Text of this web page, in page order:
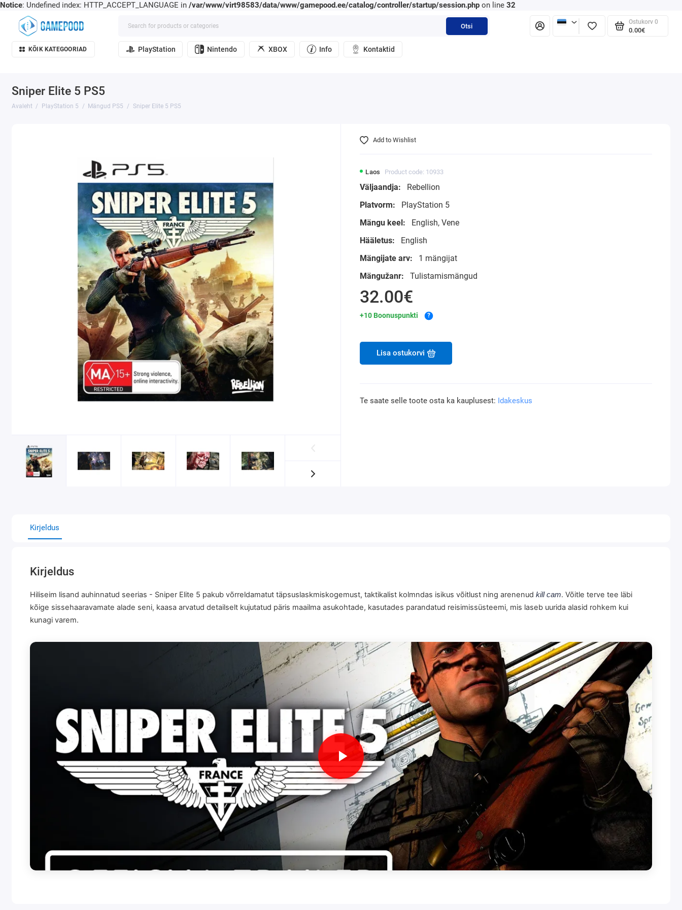
Notice: Undefined index: HTTP_ACCEPT_LANGUAGE in /var/www/virt98583/data/www/gamepood.ee/catalog/controller/startup/session.php on line 32
Otsi
Ostukorv 0
0.00€
KÕIK KATEGOORIAD PlayStation Nintendo XBOX Info Kontaktid
Sniper Elite 5 PS5
Avaleht PlayStation 5 Mängud PS5 Sniper Elite 5 PS5
Laos Product code: 10933
Väljaandja:
Rebellion
Platvorm:
PlayStation 5
Mängu keel:
English, Vene
Hääletus:
English
Mängijate arv:
1 mängijat
Mängužanr:
Tulistamismängud
32.00€
+10 Boonuspunkti ?
Lisa ostukorvi
Add to Wishlist
Te saate selle toote osta ka kauplusest: Idakeskus
Kirjeldus
Kirjeldus
Hiliseim lisand auhinnatud seerias - Sniper Elite 5 pakub võrreldamatut täpsuslaskmiskogemust, taktikalist kolmndas isikus võitlust ning arenenudkill cam. Võitle terve tee läbi
kõige sissehaaravamate alade seni, kaasa arvatud detailselt kujutatud päris maailma asukohtade, kasutades parandatud reisimissüsteemi, mis laseb uurida alasid rohkem kui
kunagi varem.